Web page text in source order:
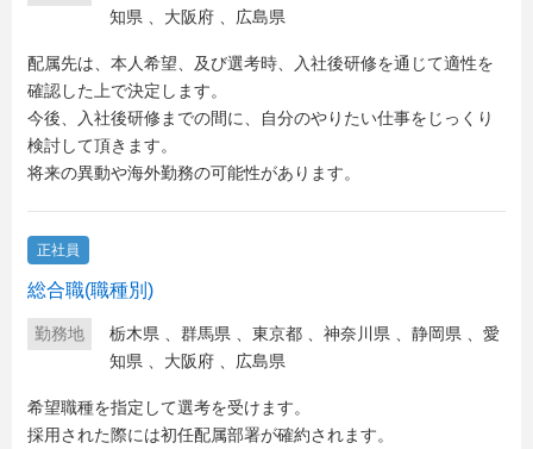
知県
大阪府 広島県
配属先は、本人希望、及び選考時、入社後研修を通じて適性を
確認した上で決定します。
今後、入社後研修までの間に、自分のやりたい仕事をじっくり
検討して頂きます。
将来の異動や海外勤務の可能性があります。
正社員
総合職(職種別)
勤務地 栃木県 群馬県 東京都 神奈川県 静岡県
愛
知県
大阪府 広島県
希望職種を指定して選考を受けます。
採用された際には初任配属部署が確約されます。